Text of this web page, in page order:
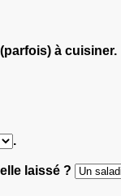
à cuisiner.
.
laissé ?